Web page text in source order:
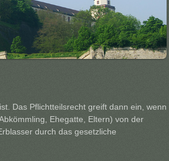
Das Pflichtteilsrecht greift dann ein, wenn
Ehegatte, Eltern) von der
durch das gesetzliche